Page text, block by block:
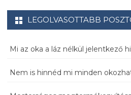
LEGOLVASOTTABB
Mi az oka a láz nélkül jelentkező
Nem is hinnéd mi minden